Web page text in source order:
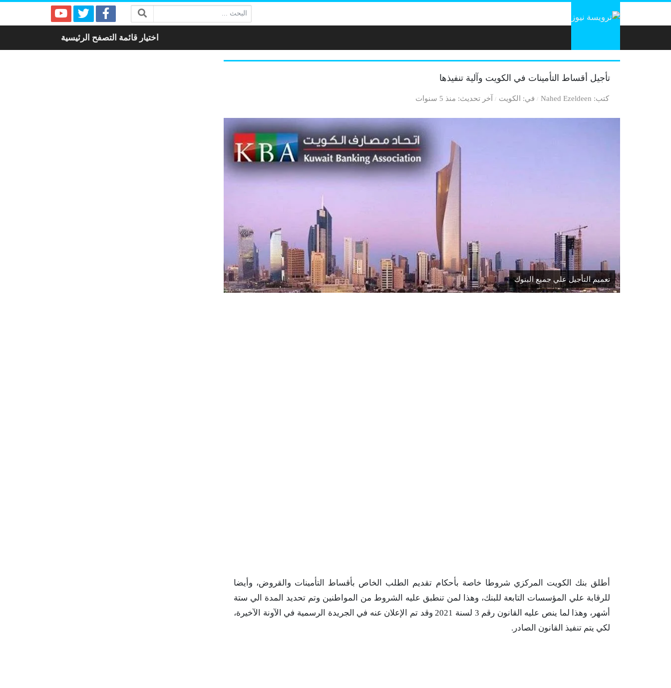
البحث:
اختيار قائمة التصفح الرئيسية
تأجيل أقساط التأمينات في الكويت وآلية تنفيذها
كتب Nahed Ezeldeen في الكويت آخر تحديث منذ 5 سنوات
تعميم التأجيل علي جميع البنوك
أطلق بنك الكويت المركزي شروطا خاصة بأحكام تقديم الطلب الخاص بأقساط التأمينات والقروض، وأيضا
للرقابة علي المؤسسات التابعة للبنك، وهذا لمن تنطبق عليه الشروط من المواطنين وتم تحديد المدة الي ستة
أشهر، وهذا لما ينص عليه القانون رقم 3 لسنة 2021 وقد تم الإعلان عنه في الجريدة الرسمية في الآونة الآخيرة،
لكي يتم تنفيذ القانون الصادر.